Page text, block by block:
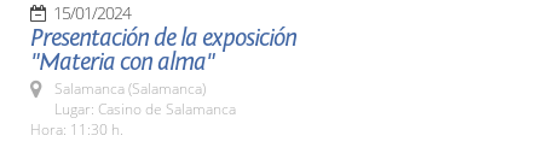
15/01/2024
Presentación de la exposición
"Materia con alma"
Salamanca (Salamanca)
Lugar: Casino de Salamanca
Hora: 11:30 h.